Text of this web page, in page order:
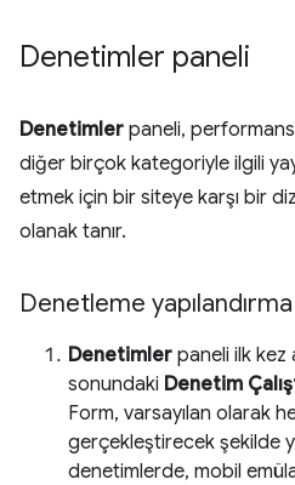
Denetimler paneli
Denetimler paneli,
diğer birçok kategoriyle ilgili
etmek için bir siteye karşı bir
olanak tanır.
Denetleme
Denetimler paneli ilk kez
sonundaki Denetim
Form, varsayılan olarak
gerçekleştirecek şekilde
denetimlerde, mobil